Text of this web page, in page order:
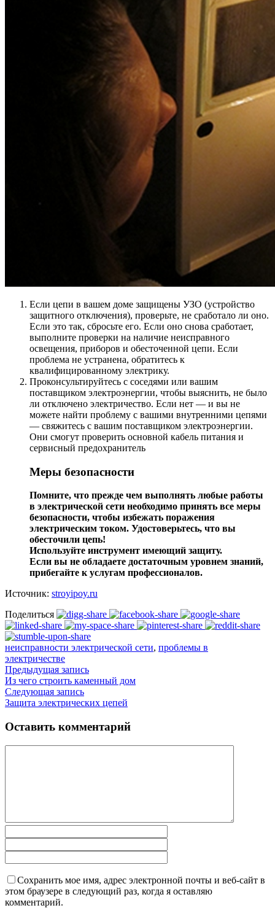
Если цепи в вашем доме защищены УЗО (устройство
защитного отключения), проверьте, не сработало ли оно.
Если это так, сбросьте его. Если оно снова сработает,
выполните проверки на наличие неисправного
освещения, приборов и обесточенной цепи. Если
проблема не устранена, обратитесь к
квалифицированному электрику.
Проконсультируйтесь с соседями или вашим
поставщиком электроэнергии, чтобы выяснить, не было
ли отключено электричество. Если нет — и вы не
можете найти проблему с вашими внутренними цепями
— свяжитесь с вашим поставщиком электроэнергии.
Они смогут проверить основной кабель питания и
сервисный предохранитель
Меры безопасности
Помните, что прежде чем выполнять любые работы
в электрической сети необходимо принять все меры
безопасности, чтобы избежать поражения
электрическим током. Удостоверьтесь, что вы
обесточили цепь!
Используйте инструмент имеющий защиту.
Если вы не обладаете достаточным уровнем знаний,
прибегайте к услугам профессионалов.
Источник: stroyipoy.ru
Поделиться
неисправности электрической сети, проблемы в
электричестве
Предыдущая запись
Из чего строить каменный дом
Следующая запись
Защита электрических цепей
Оставить комментарий
Сохранить мое имя, адрес электронной почты и веб-сайт в
этом браузере в следующий раз, когда я оставляю
комментарий.